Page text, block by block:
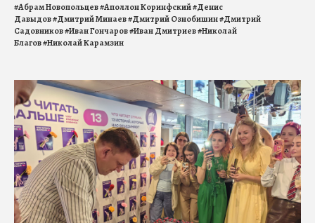
#Абрам Новопольцев#Аполлон Коринфский#Денис
Давыдов#Дмитрий Минаев#Дмитрий Ознобишин#Дмитрий
Садовников#Иван Гончаров#Иван Дмитриев#Николай
Благов#Николай Карамзин